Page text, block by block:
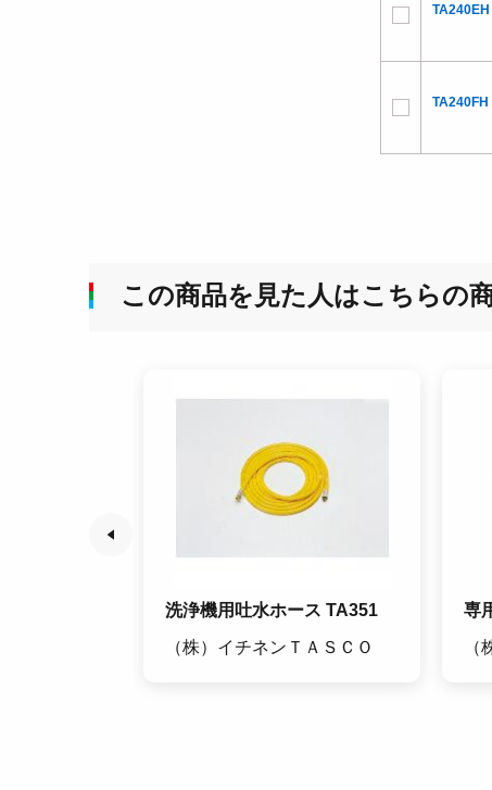
TA240EH
TA240FH
この商品を見た人はこちらの
洗浄機用吐水ホース TA351
（株）イチネンＴＡＳＣＯ
専